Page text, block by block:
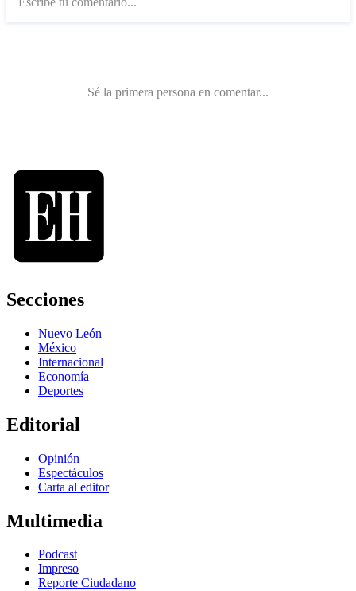
Secciones
Nuevo León
México
Internacional
Economía
Deportes
Editorial
Opinión
Espectáculos
Carta al editor
Multimedia
Podcast
Impreso
Reporte Ciudadano